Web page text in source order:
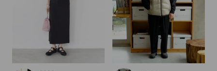
MENS LADIES KIDS